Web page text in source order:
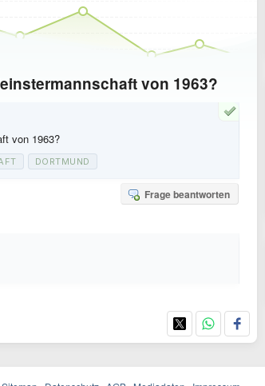
von 1963?
von 1963?
DORTMUND
Frage beantworten